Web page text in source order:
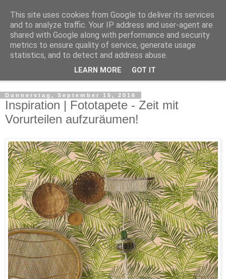
Make it boho
for a scandi bohemian home
Donnerstag, September 15, 2016
Inspiration | Fototapete - Zeit mit
Vorurteilen aufzuräumen!
This site uses cookies from Google to deliver its services
and to analyze traffic. Your IP address and user-agent are
shared with Google along with performance and security
metrics to ensure quality of service, generate usage
statistics, and to detect and address abuse.
LEARN MORE GOT IT